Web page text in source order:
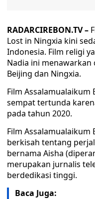
RADARCIREBON.TV –
Lost in Ningxia kini
Indonesia. Film religi
Nadia ini
Beijing dan Ningxia.
Film Assalamualaikum
sempat tertunda
pada tahun 2020.
Film Assalamualaikum
berkisah tentang
bernama Aisha
merupakan jurnalis
berdedikasi tinggi.
Baca Juga: